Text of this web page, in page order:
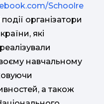
Schoolre
організатори
які
навчальному
а також